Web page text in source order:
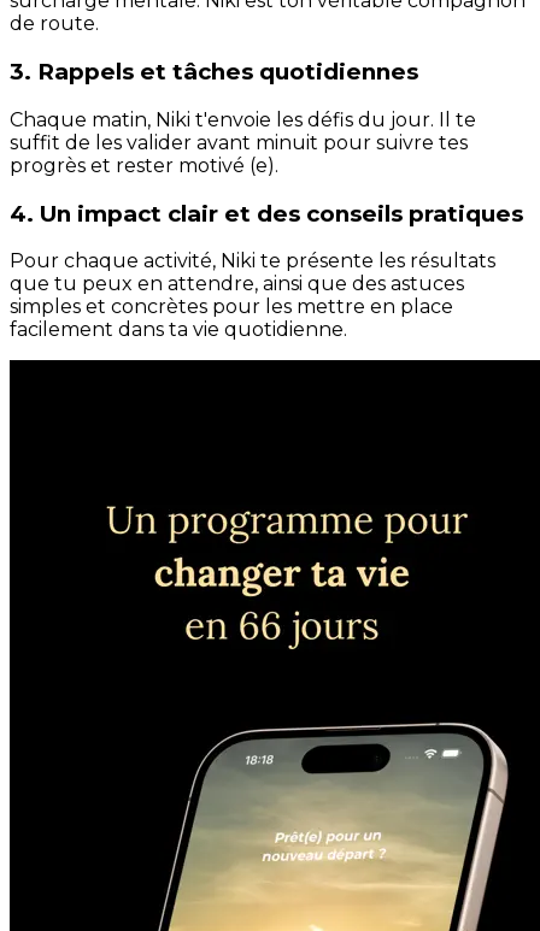
de route.
3. Rappels et tâches quotidiennes
Chaque matin, Niki t'envoie les défis du jour. Il te
suffit de les valider avant minuit pour suivre tes
progrès et rester motivé (e).
4. Un impact clair et des conseils pratiques
Pour chaque activité, Niki te présente les résultats
que tu peux en attendre, ainsi que des astuces
simples et concrètes pour les mettre en place
facilement dans ta vie quotidienne.